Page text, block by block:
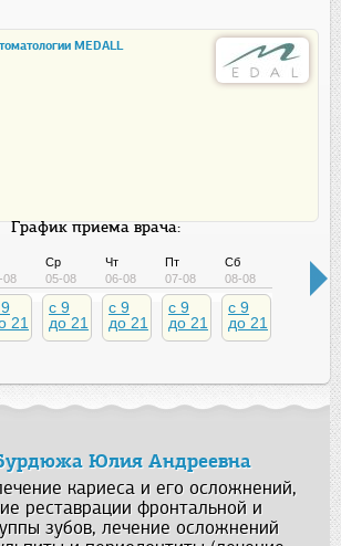
MEDALL
График приема врача:
08
21
Ср
05-08
c 9
до 21
Чт
06-08
c 9
до 21
Пт
07-08
c 9
до 21
Сб
08-08
c 9
до 21
Юлия Андреевна
кариеса и его осложнений,
реставрации фронтальной и
зубов, лечение осложнений